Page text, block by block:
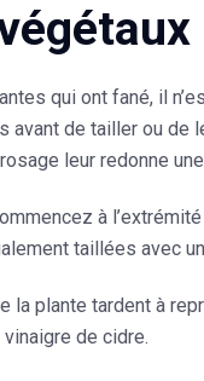
qui ont fané, il
avant de tailler ou
leur redonne
à
taillées avec
la plante tardent à
vinaigre de cidre.